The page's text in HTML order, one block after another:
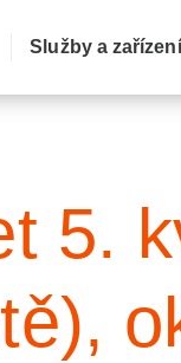
Služby a zařízení
5.